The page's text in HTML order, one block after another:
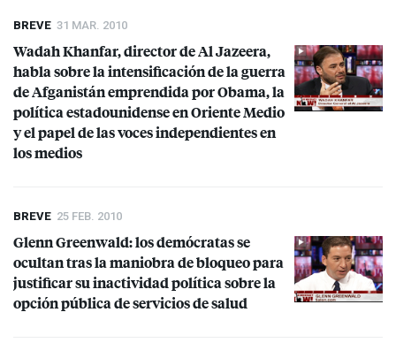
BREVE 31 MAR. 2010
Wadah Khanfar, director de Al Jazeera,
habla sobre la intensificación de la guerra
de Afganistán emprendida por Obama, la
política estadounidense en Oriente Medio
y el papel de las voces independientes en
los medios
BREVE 25 FEB. 2010
Glenn Greenwald: los demócratas se
ocultan tras la maniobra de bloqueo para
justificar su inactividad política sobre la
opción pública de servicios de salud